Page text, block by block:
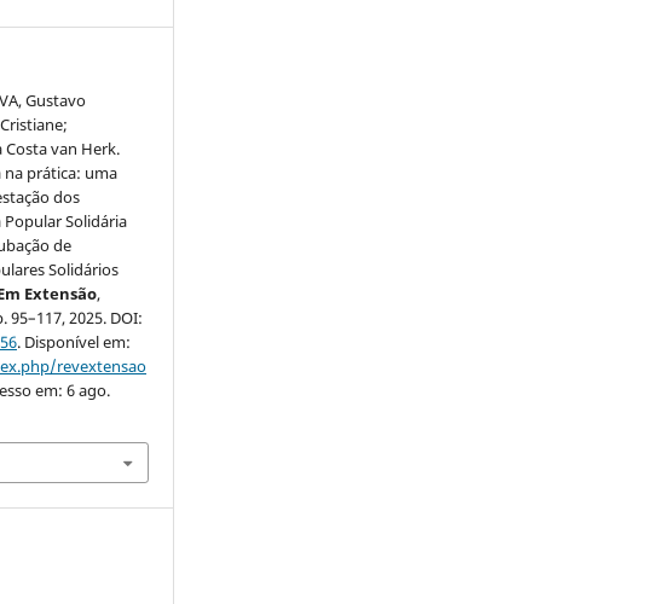
Gustavo
Costa van Herk.
na prática: uma
dos
Solidária
de
Solidários
Extensão,
95–117, 2025. DOI:
. Disponível em:
revextensao
em: 6 ago.